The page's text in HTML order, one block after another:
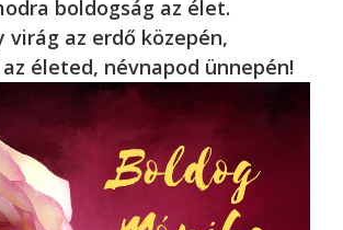
boldogság az élet.
virág az erdő közepén,
életed, névnapod ünnepén!